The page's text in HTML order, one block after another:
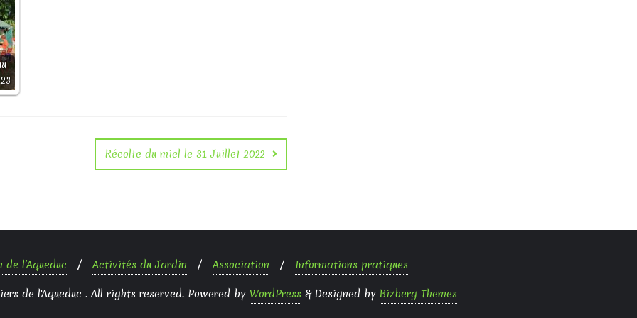
Récolte du miel le 31 Juillet 2022
l’Aqueduc Activités du Jardin Association Informations pratiques
de l'Aqueduc . All rights reserved. Powered by WordPress & Designed by Bizberg Themes